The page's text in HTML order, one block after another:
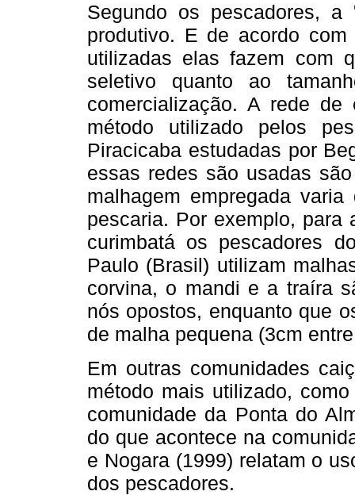
Segundo os pescadores,
produtivo. E de acordo
utilizadas elas fazem com
seletivo quanto ao
comercialização. A rede
método utilizado pelos
Piracicaba estudadas por
essas redes são usadas
malhagem empregada
pescaria. Por exemplo,
curimbatá os pescadores
Paulo (Brasil) utilizam
corvina, o mandi e a traíra
nós opostos, enquanto que
de malha pequena (3cm
Em outras comunidades
método mais utilizado,
comunidade da Ponta do
do que acontece na
e Nogara (1999) relatam o
dos pescadores.